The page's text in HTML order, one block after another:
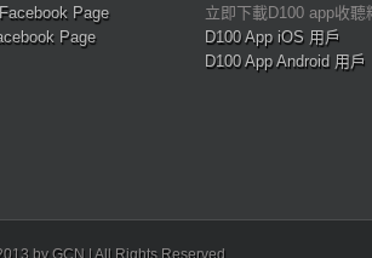
Page
Page
立即下載D100 app收聽
D100 App iOS 用戶
D100 App Android 用戶
by GCN | All Rights Reserved